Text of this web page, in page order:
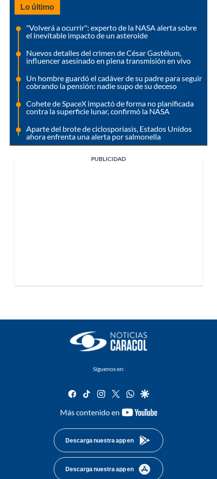
Lo último
"Volverá a ocurrir": experto de la NASA alerta sobre
el inevitable impacto de un asteroide
Nuevos detalles del crimen de César Gastélum,
influencer asesinado en plena transmisión en vivo
Un hombre guardó el cadáver de su padre para seguir
cobrando la pensión: nadie supo de su deceso
Cohete de SpaceX impactó de forma no planificada
contra la superficie lunar, confirmó la NASA
Aparte del brote de ciclosporiasis, Estados Unidos
ahora enfrenta una alerta por salmonella
PUBLICIDAD
Síguenos en:
facebook
tiktok instagram
twitterwhatsapp
google
Más contenido en
youtube-
Descarga nuestra app en
Descarga nuestra app en